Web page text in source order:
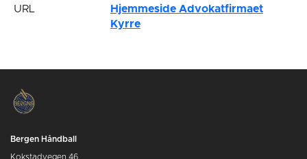
URL
Hjemmeside Advokatfirmaet
Kyrre
Bergen Håndball
Kokstadvegen 46